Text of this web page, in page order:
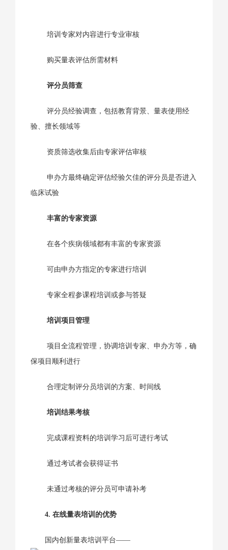
培训专家对内容进行专业审核
购买量表评估所需材料
评分员筛查
评分员经验调查，包括教育背景、量表使用经
验、擅长领域等
资质筛选收集后由专家评估审核
申办方最终确定评估经验欠佳的评分员是否进入
临床试验
丰富的专家资源
在各个疾病领域都有丰富的专家资源
可由申办方指定的专家进行培训
专家全程参课程培训或参与答疑
培训项目管理
项目全流程管理，协调培训专家、申办方等，确
保项目顺利进行
合理定制评分员培训的方案、时间线
培训结果考核
完成课程资料的培训学习后可进行考试
通过考试者会获得证书
未通过考核的评分员可申请补考
4. 在线量表培训的优势
国内创新量表培训平台——